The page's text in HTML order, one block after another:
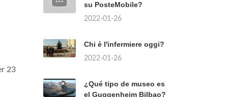
23
su PosteMobile?
2022-01-26
Chi è l'infermiere oggi?
2022-01-26
¿Qué tipo de museo es
el Guggenheim Bilbao?